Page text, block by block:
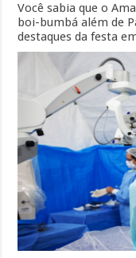
Você sabia que o
boi-bumbá além de
destaques da festa